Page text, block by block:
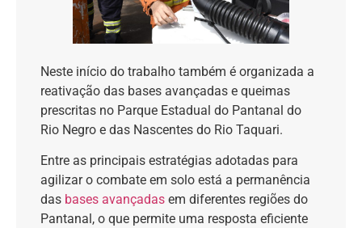
Neste início do trabalho também é organizada a
reativação das bases avançadas e queimas
prescritas no Parque Estadual do Pantanal do
Rio Negro e das Nascentes do Rio Taquari.
Entre as principais estratégias adotadas para
agilizar o combate em solo está a permanência
das bases avançadas em diferentes regiões do
Pantanal, o que permite uma resposta eficiente